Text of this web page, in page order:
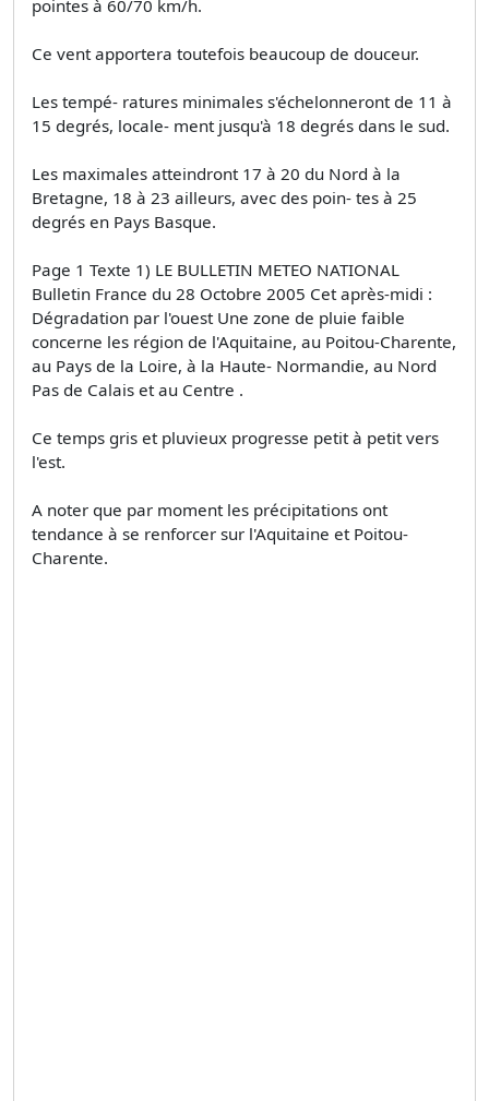
pointes à 60/70 km/h.
Ce vent apportera toutefois beaucoup de douceur.
Les tempé- ratures minimales s'échelonneront de 11 à
15 degrés, locale- ment jusqu'à 18 degrés dans le sud.
Les maximales atteindront 17 à 20 du Nord à la
Bretagne, 18 à 23 ailleurs, avec des poin- tes à 25
degrés en Pays Basque.
Page 1 Texte 1) LE BULLETIN METEO NATIONAL
Bulletin France du 28 Octobre 2005 Cet après-midi :
Dégradation par l'ouest Une zone de pluie faible
concerne les région de l'Aquitaine, au Poitou-Charente,
au Pays de la Loire, à la Haute- Normandie, au Nord
Pas de Calais et au Centre .
Ce temps gris et pluvieux progresse petit à petit vers
l'est.
A noter que par moment les précipitations ont
tendance à se renforcer sur l'Aquitaine et Poitou-
Charente.